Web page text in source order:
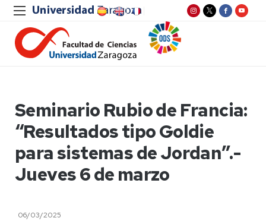
Seminario Rubio de Francia:
“Resultados tipo Goldie
para sistemas de Jordan”.-
Jueves 6 de marzo
06/03/2025